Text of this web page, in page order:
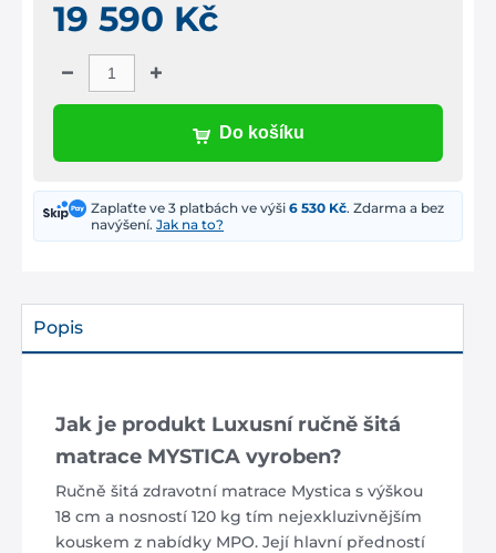
19 590 Kč
Do košíku
Zaplaťte ve 3 platbách ve výši6 530 Kč. Zdarma a bez
navýšení.Jak na to?
Popis
Jak je produkt Luxusní ručně šitá
matrace MYSTICA vyroben?
Ručně šitá zdravotní matrace Mystica s výškou
18 cm a nosností 120 kg tím nejexkluzivnějším
kouskem z nabídky MPO. Její hlavní předností